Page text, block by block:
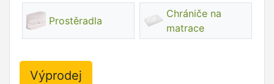
Prostěradla
Chrániče na
matrace
Výprodej